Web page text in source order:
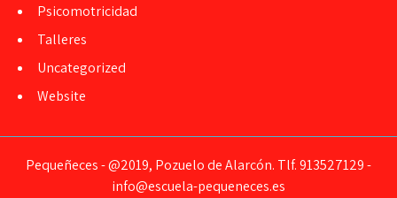
Psicomotricidad
Talleres
Uncategorized
Website
Pequeñeces - @2019, Pozuelo de Alarcón. Tlf. 913527129 -
info@escuela-pequeneces.es